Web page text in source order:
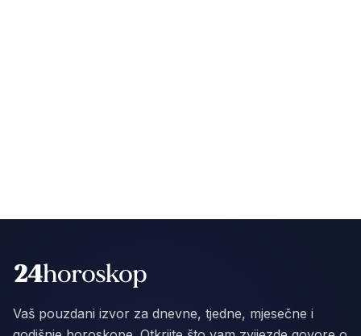
Vaš pouzdani izvor za dnevne, tjedne, mjesečne i